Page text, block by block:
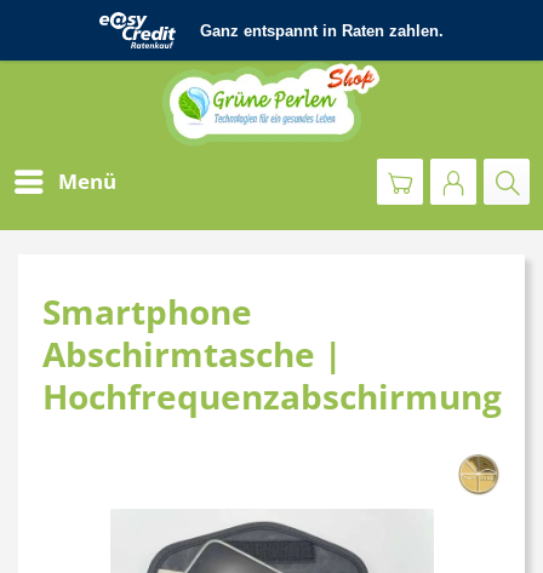
Menü
Smartphone
Abschirmtasche |
Hochfrequenzabschirmung